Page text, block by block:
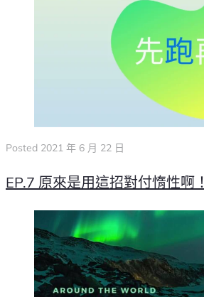
Posted 2021 年 6 月 22 日
EP.7 原來是用這招對付惰性啊！